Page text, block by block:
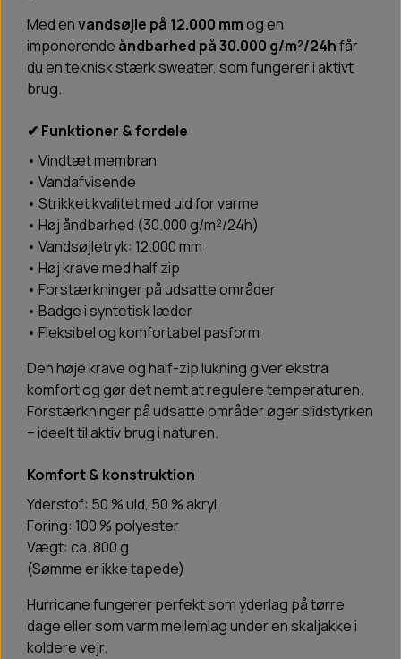
Med envandsøjle på 12.000 mmog en
imponerende åndbarhed på 30.000 g/m²/24hfår
du en teknisk stærk sweater, som fungerer i aktivt
brug.
✔ Funktioner & fordele
• Vindtæt membran
• Vandafvisende
• Strikket kvalitet med uld for varme
• Høj åndbarhed (30.000 g/m²/24h)
• Vandsøjletryk: 12.000 mm
• Høj krave med half zip
• Forstærkninger på udsatte områder
• Badge i syntetisk læder
• Fleksibel og komfortabel pasform
Den høje krave og half-zip lukning giver ekstra
komfort og gør det nemt at regulere temperaturen.
Forstærkninger på udsatte områder øger slidstyrken
– ideelt til aktiv brug i naturen.
Komfort & konstruktion
Yderstof: 50 % uld, 50 % akryl
Foring: 100 % polyester
Vægt: ca. 800 g
(Sømme er ikke tapede)
Hurricane fungerer perfekt som yderlag på tørre
dage eller som varm mellemlag under en skaljakke i
koldere vejr.